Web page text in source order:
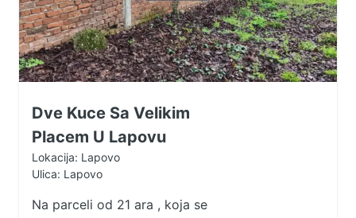
Dve Kuce Sa Velikim
Placem U Lapovu
Lokacija: Lapovo
Ulica: Lapovo
Na parceli od 21 ara , koja se